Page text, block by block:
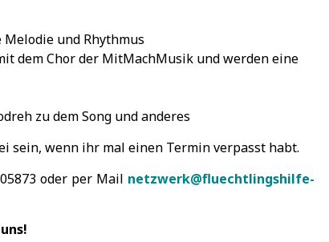
und Rhythmus
dem Chor der MitMachMusik und werden eine
zu dem Song und anderes
sein, wenn ihr mal einen Termin verpasst habt.
oder per Mail netzwerk@fluechtlingshilfe-